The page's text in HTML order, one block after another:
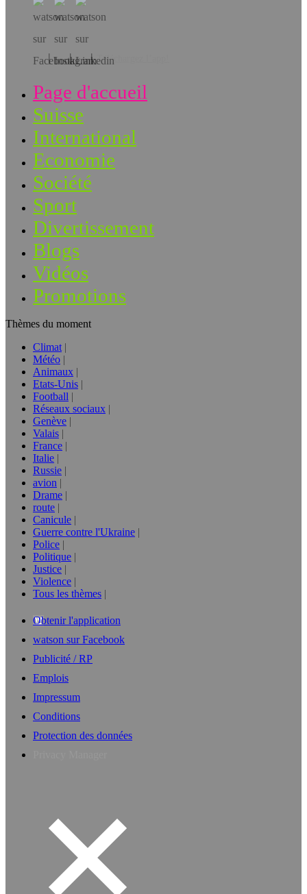
Téléchargez l’app!
Page d'accueil
Suisse
International
Economie
Société
Sport
Divertissement
Blogs
Vidéos
Promotions
Thèmes du moment
Climat
Météo
Animaux
Etats-Unis
Football
Réseaux sociaux
Genève
Valais
France
Italie
Russie
avion
Drame
route
Canicule
Guerre contre l'Ukraine
Police
Politique
Justice
Violence
Tous les thèmes
Obtenir l'application
watson sur Facebook
Publicité / RP
Emplois
Impressum
Conditions
Protection des données